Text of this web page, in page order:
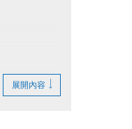
展開內容